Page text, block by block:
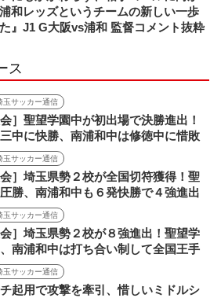
和レッズというチームの新しい一歩
』J1 G大阪vs浦和 監督コメント抜粋
ス
玉サッカー通信
］聖望学園中が初出場で決勝進出！
中に快勝、南浦和中は修徳中に惜敗
玉サッカー通信
会］埼玉県勢２校が全国切符獲得！聖
勝、南浦和中も６発快勝で４強進出
玉サッカー通信
会］埼玉県勢２校が８強進出！聖望学
南浦和中は打ち合い制して全国王手
玉サッカー通信
チ起用で攻撃を牽引、惜しいミドルシ